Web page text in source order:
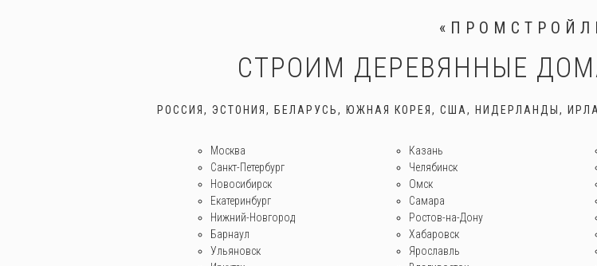
СТРОИМ ДЕРЕВЯННЫЕ
РОССИЯ, ЭСТОНИЯ, БЕЛАРУСЬ, ЮЖНАЯ КОРЕЯ, США, НИДЕРЛАНДЫ,
Москва
Санкт-Петербург
Новосибирск
Екатеринбург
Нижний-Новгород
Барнаул
Ульяновск
Казань
Челябинск
Омск
Самара
Ростов-на-Дону
Хабаровск
Ярославль